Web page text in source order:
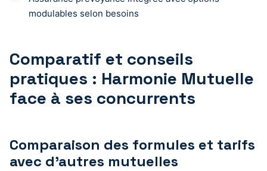
modulables selon besoins
Comparatif et conseils
pratiques : Harmonie Mutuelle
face à ses concurrents
Comparaison des formules et tarifs
avec d’autres mutuelles